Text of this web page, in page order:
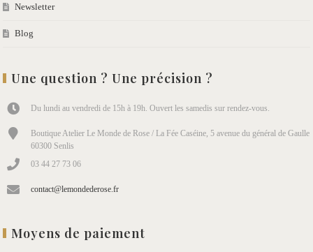
Newsletter
Blog
Une question ? Une précision ?
Du lundi au vendredi de 15h à 19h. Ouvert les samedis sur rendez-vous.
Boutique Atelier Le Monde de Rose / La Fée Caséine, 5 avenue du général de Gaulle
60300 Senlis
03 44 27 73 06
contact@lemondederose.fr
Moyens de paiement